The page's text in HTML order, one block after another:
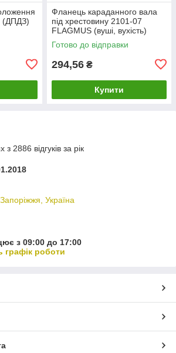
(ДПДЗ)
Фланець караданного вала
під хрестовину 2101-07
FLAGMUS (вуші, вухість)
2102, 2103, 2104, 2105, 2106,
2107
Готово до відправки
294,56 ₴
Купити
2886 відгуків за рік
Україна
з 09:00 до 17:00
графік роботи